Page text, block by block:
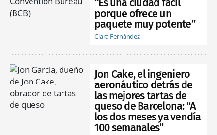
“Es una ciudad fácil
porque ofrece un
paquete muy potente”
Clara Fernández
Jon Cake, el ingeniero
aeronáutico detrás de
las mejores tartas de
queso de Barcelona: “A
los dos meses ya vendía
100 semanales”